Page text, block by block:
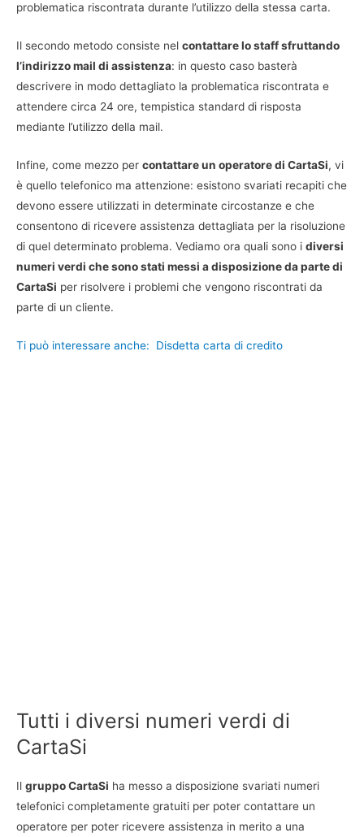
problematica riscontrata durante l’utilizzo della stessa carta.
Il secondo metodo consiste nel contattare lo staff sfruttando
l’indirizzo mail di assistenza: in questo caso basterà
descrivere in modo dettagliato la problematica riscontrata e
attendere circa 24 ore, tempistica standard di risposta
mediante l’utilizzo della mail.
Infine, come mezzo per contattare un operatore di CartaSi, vi
è quello telefonico ma attenzione: esistono svariati recapiti che
devono essere utilizzati in determinate circostanze e che
consentono di ricevere assistenza dettagliata per la risoluzione
di quel determinato problema. Vediamo ora quali sono i diversi
numeri verdi che sono stati messi a disposizione da parte di
CartaSi per risolvere i problemi che vengono riscontrati da
parte di un cliente.
Ti può interessare anche: Disdetta carta di credito
Tutti i diversi numeri verdi di
CartaSi
Il gruppo CartaSi ha messo a disposizione svariati numeri
telefonici completamente gratuiti per poter contattare un
operatore per poter ricevere assistenza in merito a una